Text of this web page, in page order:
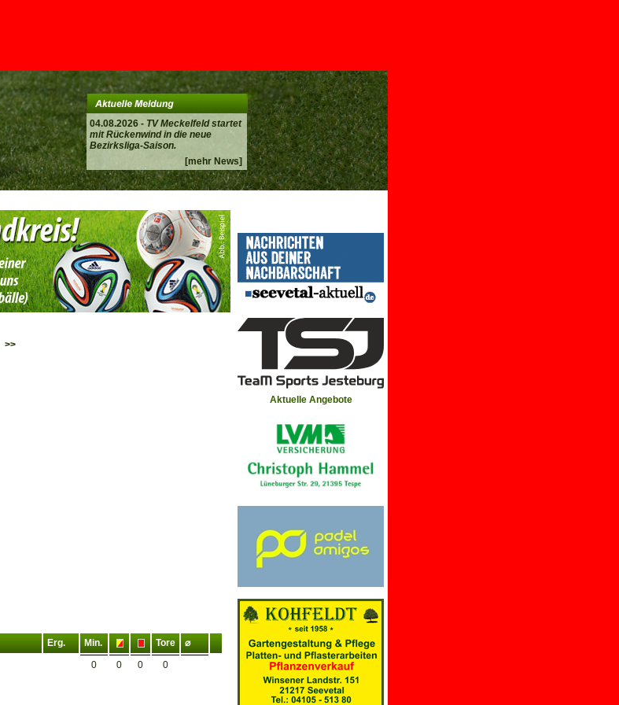
04.08.2026 - TV Meckelfeld startet
mit Rückenwind in die neue
Bezirksliga-Saison.
[mehr News]
>>
Erg. Min. Tore
⌀
0
0 0 0
Aktuelle Angebote